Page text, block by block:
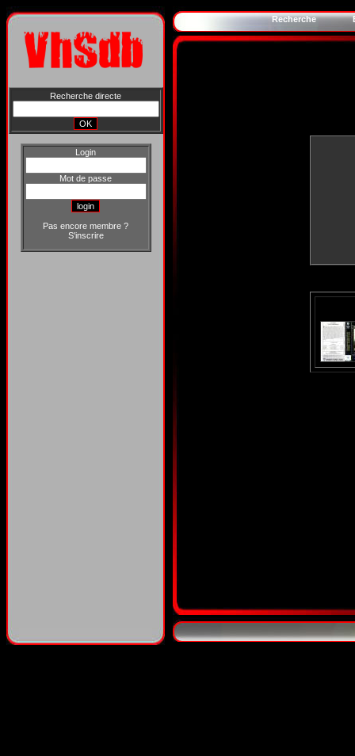
Recherche directe
Login
Mot de passe
Pas encore membre ?
S'inscrire
Recherche